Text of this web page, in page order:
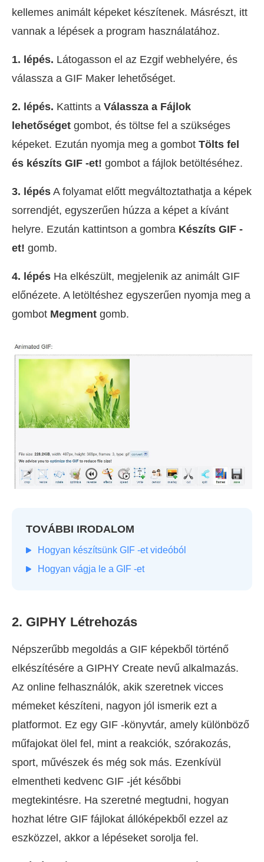
kellemes animált képeket készítenek. Másrészt, itt
vannak a lépések a program használatához.
1. lépés. Látogasson el az Ezgif webhelyére, és
válassza a GIF Maker lehetőséget.
2. lépés. Kattints a Válassza a Fájlok
lehetőséget gombot, és töltse fel a szükséges
képeket. Ezután nyomja meg a gombot Tölts fel
és készíts GIF -et! gombot a fájlok betöltéséhez.
3. lépés A folyamat előtt megváltoztathatja a képek
sorrendjét, egyszerűen húzza a képet a kívánt
helyre. Ezután kattintson a gombra Készíts GIF -
et! gomb.
4. lépés Ha elkészült, megjelenik az animált GIF
előnézete. A letöltéshez egyszerűen nyomja meg a
gombot Megment gomb.
TOVÁBBI IRODALOM
Hogyan készítsünk GIF -et videóból
Hogyan vágja le a GIF -et
2. GIPHY Létrehozás
Népszerűbb megoldás a GIF képekből történő
elkészítésére a GIPHY Create nevű alkalmazás.
Az online felhasználók, akik szeretnek vicces
mémeket készíteni, nagyon jól ismerik ezt a
platformot. Ez egy GIF -könyvtár, amely különböző
műfajokat ölel fel, mint a reakciók, szórakozás,
sport, művészek és még sok más. Ezenkívül
elmentheti kedvenc GIF -jét későbbi
megtekintésre. Ha szeretné megtudni, hogyan
hozhat létre GIF fájlokat állóképekből ezzel az
eszközzel, akkor a lépéseket sorolja fel.